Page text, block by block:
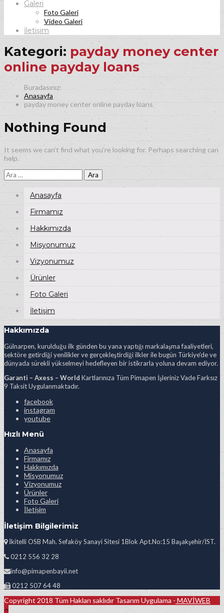
Galeri
Foto Galeri
Video Galeri
İletişim
Kategori: payday money center
online payday loans
Anasayfa
payday money center online payday loans
Nothing Found
It seems we can’t find what you’re looking for. Perhaps searching can
help.
Arama:
Anasayfa
Firmamız
Hakkımızda
Misyonumuz
Vizyonumuz
Ürünler
Foto Galeri
İletişim
Hakkımızda
Gülnarpen, kurulduğu ilk günden bu yana yaptığı markalaşma faaliyetleri,
sektöre getirdiği yenilikler ve gerçekleştirdiği ilkler ile bugün Türkiye’de ve
dünyada sürekli yükselmeyi hedefleyen bir istikrarla yoluna devam ediyor.
Garanti – Axess – World Kartlarınıza Tüm Pimapen İşleriniz Vade Farksız
9 Taksit Uygulanmaktadır.
facebook
instagram
youtube
Hızlı Menü
Anasayfa
Firmamız
Hakkımızda
Misyonumuz
Vizyonumuz
Ürünler
Foto Galeri
İletişim
İletişim Bilgilerimiz
İkitelli OSB Mah. Sefaköy Sanayi Sitesi 1Blok Apt.No:15 Başakşehir/İST.
0212 556 32 28
info@pimapenbayii.net
0212 507 64 48
Copyright 2018 Tüm Hakları saklıdır Tasarım Uygulama - MAVİWEB